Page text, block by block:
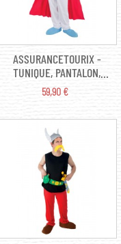
ASSURANCETOURIX -
TUNIQUE, PANTALON,
CAPE, CEINTURE,
SURCHAUSSURES,
PRIX
59,90 €